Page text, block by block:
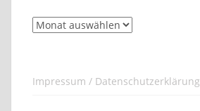
Archiv
Impressum / Datenschutzerklärung